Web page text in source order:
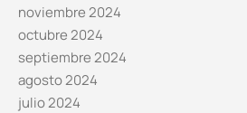
noviembre 2024
octubre 2024
septiembre 2024
agosto 2024
julio 2024